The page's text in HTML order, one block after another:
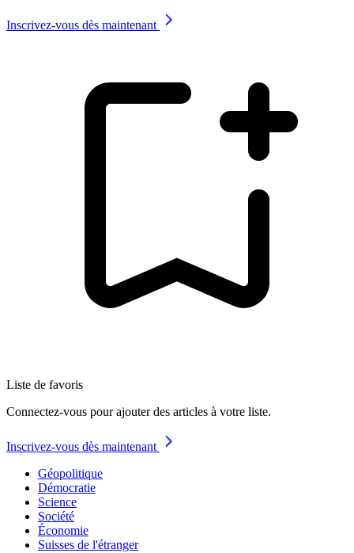
Inscrivez-vous dès maintenant
Liste de favoris
Connectez-vous pour ajouter des articles à votre liste.
Inscrivez-vous dès maintenant
Géopolitique
Démocratie
Science
Société
Économie
Suisses de l'étranger